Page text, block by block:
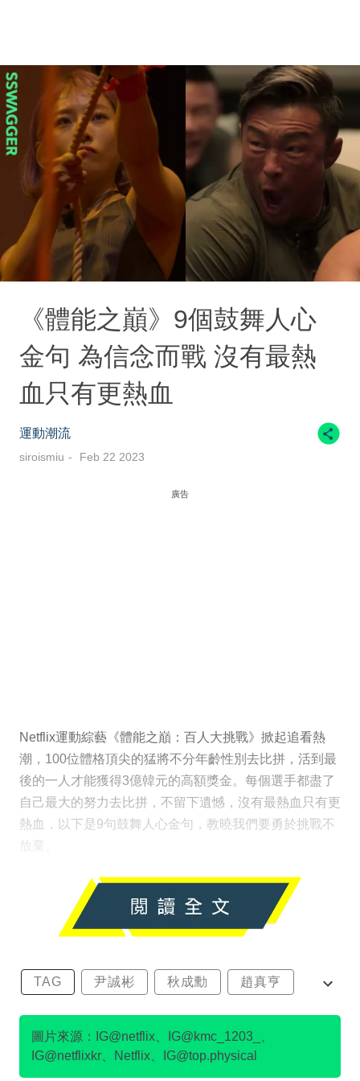
《體能之巔》9個鼓舞人心
金句 為信念而戰 沒有最熱
血只有更熱血
運動潮流
siroismiu Feb 22 2023
廣告
Netflix運動綜藝《體能之巔：百人大挑戰》掀起追看熱
潮，100位體格頂尖的猛將不分年齡性別去比拼，活到最
後的一人才能獲得3億韓元的高額獎金。每個選手都盡了
自己最大的努力去比拼，不留下遺憾，沒有最熱血只有更
熱血，以下是9句鼓舞人心金句，教曉我們要勇於挑戰不
放棄。
TAG 尹誠彬 秋成勳 趙真亨
金民澈
圖片來源：IG@netflix、IG@kmc_1203_、
IG@netflixkr、Netflix、IG@top.physical